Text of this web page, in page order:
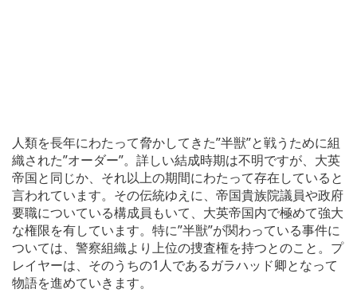
人類を長年にわたって脅かしてきた”半獣”と戦うために組
織された”オーダー”。詳しい結成時期は不明ですが、大英
帝国と同じか、それ以上の期間にわたって存在していると
言われています。その伝統ゆえに、帝国貴族院議員や政府
要職についている構成員もいて、大英帝国内で極めて強大
な権限を有しています。特に”半獣”が関わっている事件に
ついては、警察組織より上位の捜査権を持つとのこと。プ
レイヤーは、そのうちの1人であるガラハッド卿となって
物語を進めていきます。